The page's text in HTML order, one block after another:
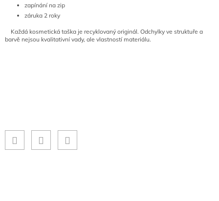
zapínání na zip
záruka 2 roky
Každá kosmetická taška je recyklovaný originál. Odchylky ve struktuře a
barvě nejsou kvalitativní vady, ale vlastností materiálu.